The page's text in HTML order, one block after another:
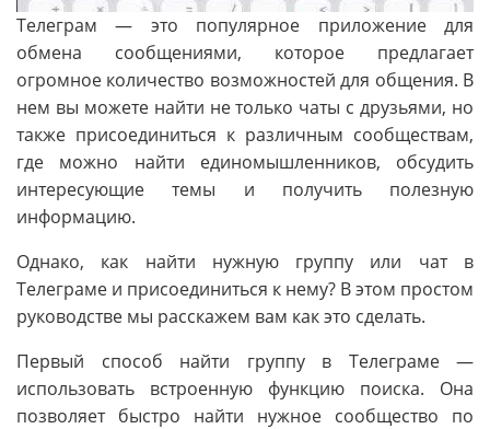
Телеграм — это популярное приложение для
обмена сообщениями, которое предлагает
огромное количество возможностей для общения. В
нем вы можете найти не только чаты с друзьями, но
также присоединиться к различным сообществам,
где можно найти единомышленников, обсудить
интересующие темы и получить полезную
информацию.
Однако, как найти нужную группу или чат в
Телеграме и присоединиться к нему? В этом простом
руководстве мы расскажем вам как это сделать.
Первый способ найти группу в Телеграме —
использовать встроенную функцию поиска. Она
позволяет быстро найти нужное сообщество по